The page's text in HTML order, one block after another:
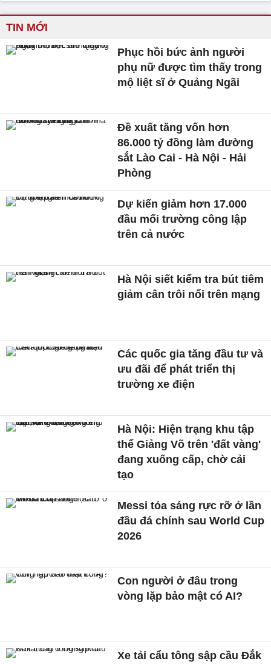
TIN MỚI
Phục hồi bức ảnh người
phụ nữ được tìm thấy trong
mộ liệt sĩ ở Quảng Ngãi
Đề xuất tăng vốn hơn
86.000 tỷ đồng làm đường
sắt Lào Cai - Hà Nội - Hải
Phòng
Dự kiến giảm hơn 17.000
đầu mối trường công lập
trên cả nước
Hà Nội siết kiểm tra bút tiêm
giảm cân trôi nổi trên mạng
Các quốc gia tăng đầu tư và
ưu đãi để phát triển thị
trường xe điện
Hà Nội: Hiện trạng khu tập
thể Giảng Võ trên 'đất vàng'
đang xuống cấp, chờ cải
tạo
Messi tỏa sáng rực rỡ ở lần
đầu đá chính sau World Cup
2026
Con người ở đâu trong
vòng lặp bảo mật có AI?
Xe tải cẩu tông sập cầu Đắk